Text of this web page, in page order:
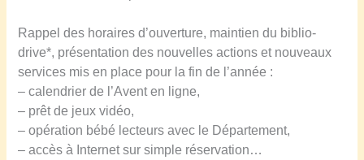
Rappel des horaires d’ouverture, maintien du biblio-
drive*, présentation des nouvelles actions et nouveaux
services mis en place pour la fin de l’année :
– calendrier de l’Avent en ligne,
– prêt de jeux vidéo,
– opération bébé lecteurs avec le Département,
– accès à Internet sur simple réservation…